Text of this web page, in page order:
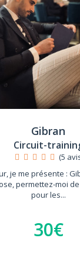
Gibran
Circuit-
(5
je me présente :
permettez-moi
pour les...
30€